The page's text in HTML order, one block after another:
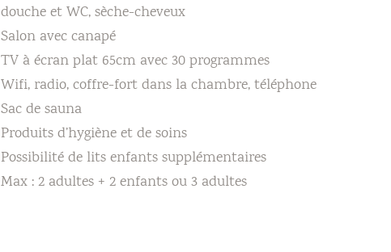
douche et WC, sèche-cheveux
Salon avec canapé
TV à écran plat 65cm avec 30 programmes
Wifi, radio, coffre-fort dans la chambre, téléphone
Sac de sauna
Produits d’hygiène et de soins
Possibilité de lits enfants supplémentaires
Max : 2 adultes + 2 enfants ou 3 adultes